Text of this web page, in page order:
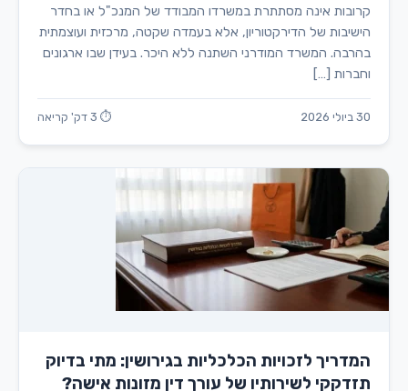
קרובות אינה מסתתרת במשרדו המבודד של המנכ"ל או בחדר
הישיבות של הדירקטוריון, אלא בעמדה שקטה, מרכזית ועוצמתית
בהרבה. המשרד המודרני השתנה ללא היכר. בעידן שבו ארגונים
וחברות […]
30 ביולי 2026 ⏱ 3 דק' קריאה
המדריך לזכויות הכלכליות בגירושין: מתי בדיוק
תזדקקי לשירותיו של עורך דין מזונות אישה?